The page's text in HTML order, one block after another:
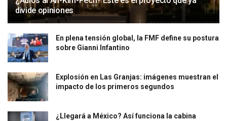
divide opiniones
En plena tensión global, la FMF define su postura
sobre Gianni Infantino
Explosión en Las Granjas: imágenes muestran el
impacto de los primeros segundos
¿Llegará a México? Así funciona la cabina